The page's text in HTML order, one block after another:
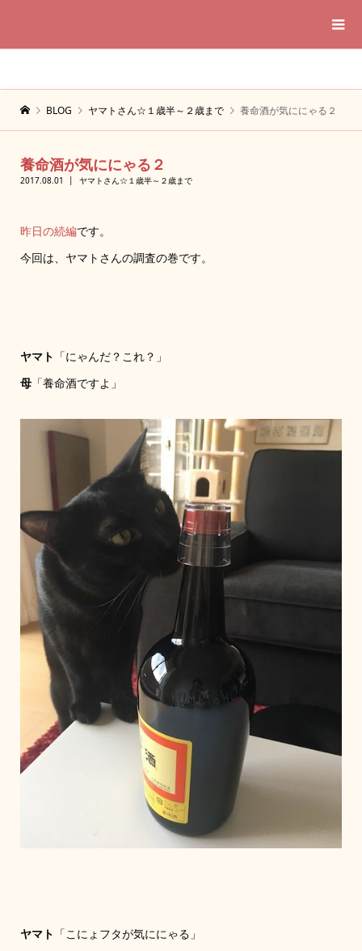
BLOG ヤマトさん☆１歳半～２歳まで 養命酒が気ににゃる２
養命酒が気ににゃる２
2017.08.01 ヤマトさん☆１歳半～２歳まで
昨日の続編です。
今回は、ヤマトさんの調査の巻です。
ヤマト 「にゃんだ？これ？」
母「養命酒ですよ」
ヤマト 「こにょフタが気ににゃる」